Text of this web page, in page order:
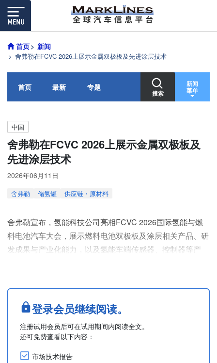
首页 新闻
舍弗勒在FCVC 2026上展示金属双极板及先进涂层技术
首页 最新 专题
搜索
新闻
菜单
中国
舍弗勒在FCVC 2026上展示金属双极板及
先进涂层技术
2026年06月11日
舍弗勒 储氢罐 供应链・原材料
舍弗勒宣布，氢能科技公司亮相FCVC 2026国际氢能与燃
料电池汽车大会，展示燃料电池双极板及涂层相关产品、研
发成果与产业化能力，以及氢能车端传感器、控制器等产
氢能科技公司预计于2027年实现金属双极板产品全面量
产，产线将涵盖精密成型、清洗、焊接、泄漏检测、功能涂
层和封装等环节。
据介绍，在涂层技术方面，舍弗勒拥有含贵金属材料的
登录会员继续阅读。
注册试用会员后可在试用期间内阅读全文。
还可免费查看以下内容：
市场技术报告